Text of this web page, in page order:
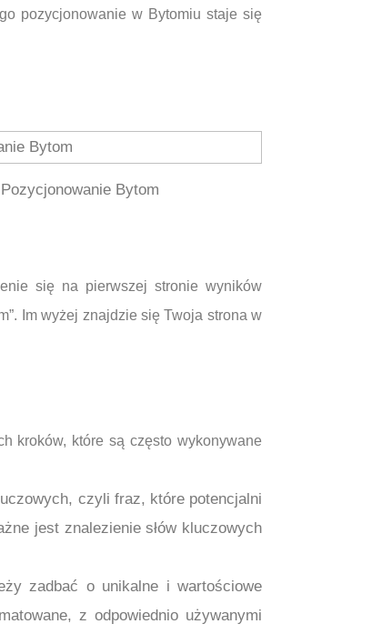
pozycjonowanie w Bytomiu staje się
Pozycjonowanie Bytom
się na pierwszej stronie wyników
Im wyżej znajdzie się Twoja strona w
kroków, które są często wykonywane
czyli fraz, które potencjalni
jest znalezienie słów kluczowych
zadbać o unikalne i wartościowe
z odpowiednio używanymi